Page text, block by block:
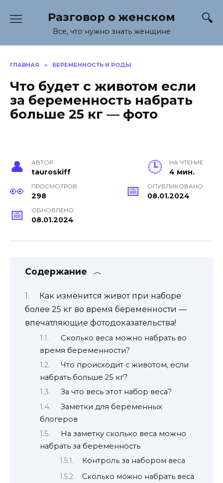
содержанию
Разговор о женском
Все, что нужно знать женщине
ГЛАВНАЯ » БЕРЕМЕННОСТЬ И РОДЫ
Что будет с животом если
за беременность набрать
больше 25 кг — фото
АВТОР
tauroskiff
НА ЧТЕНИЕ
4 мин.
ПРОСМОТРОВ
298
ОПУБЛИКОВАНО
08.01.2024
ОБНОВЛЕНО
08.01.2024
Содержание
Как изменится живот при наборе
более 25 кг во время беременности —
впечатляющие фотодоказательства!
Сколько веса можно набрать во
время беременности?
Что происходит с животом, если
набрать больше 25 кг?
За что весь этот набор веса?
Заметки для беременных
блогеров
На заметку сколько веса можно
набрать за беременность
Контроль за набором веса
Сколько можно набрать веса